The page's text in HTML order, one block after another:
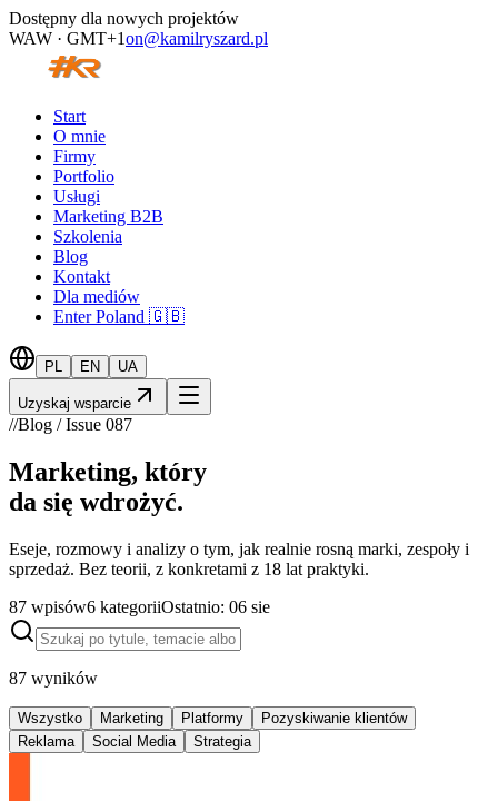
Dostępny dla nowych projektów
WAW · GMT+1on@kamilryszard.pl
Start
O mnie
Firmy
Portfolio
Usługi
Marketing B2B
Szkolenia
Blog
Kontakt
Dla mediów
Enter Poland 🇬🇧
PL EN UA
Uzyskaj wsparcie
//Blog / Issue 087
Marketing, który
da się wdrożyć.
Eseje, rozmowy i analizy o tym, jak realnie rosną marki, zespoły i
sprzedaż. Bez teorii, z konkretami z 18 lat praktyki.
87 wpisów6 kategoriiOstatnio: 06 sie
87 wyników
Wszystko Marketing Platformy
Pozyskiwanie klientów
Reklama
Social Media Strategia